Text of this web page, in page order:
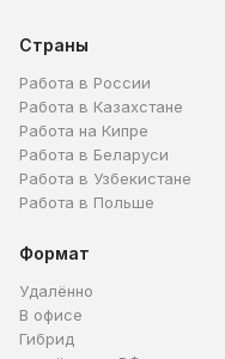
Страны
Работа в России
Работа в Казахстане
Работа на Кипре
Работа в Беларуси
Работа в Узбекистане
Работа в Польше
Формат
Удалённо
В офисе
Гибрид